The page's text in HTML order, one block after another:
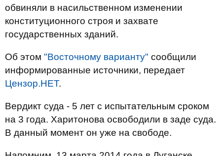
обвиняли в насильственном изменении
конституционного строя и захвате
государственных зданий.
Об этом "Восточному варианту" сообщили
информированные источники, передает
Цензор.НЕТ.
Вердикт суда - 5 лет с испытательным сроком
на 3 года. Харитонова освободили в заде суда.
В данный момент он уже на свободе.